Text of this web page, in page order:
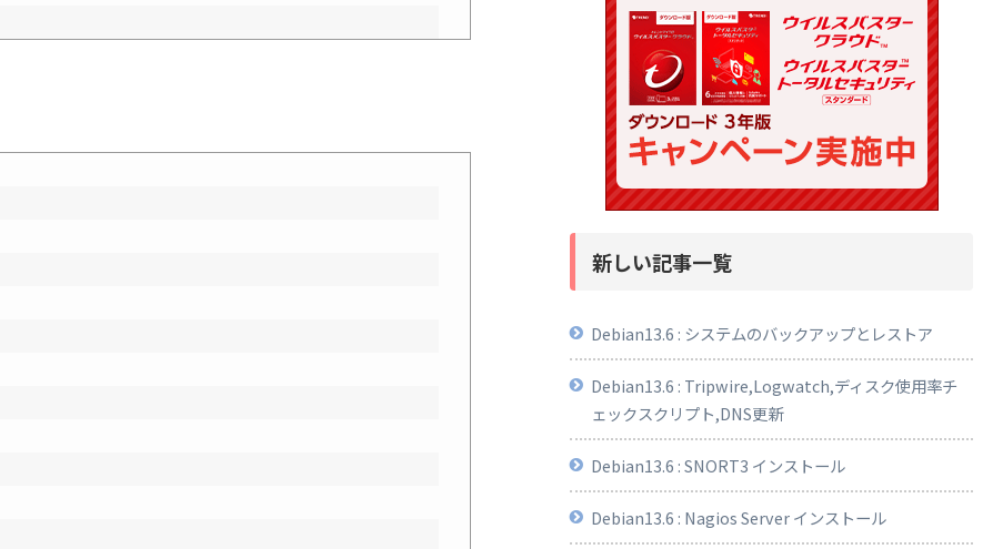
新しい記事一覧
Debian13.6 : システムのバックアップとレストア
Debian13.6 : Tripwire,Logwatch,ディスク使用率チ
ェックスクリプト,DNS更新
Debian13.6 : SNORT3 インストール
Debian13.6 : Nagios Server インストール